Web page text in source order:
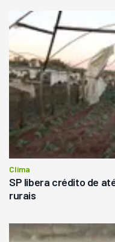
Clima
SP libera crédito de
rurais